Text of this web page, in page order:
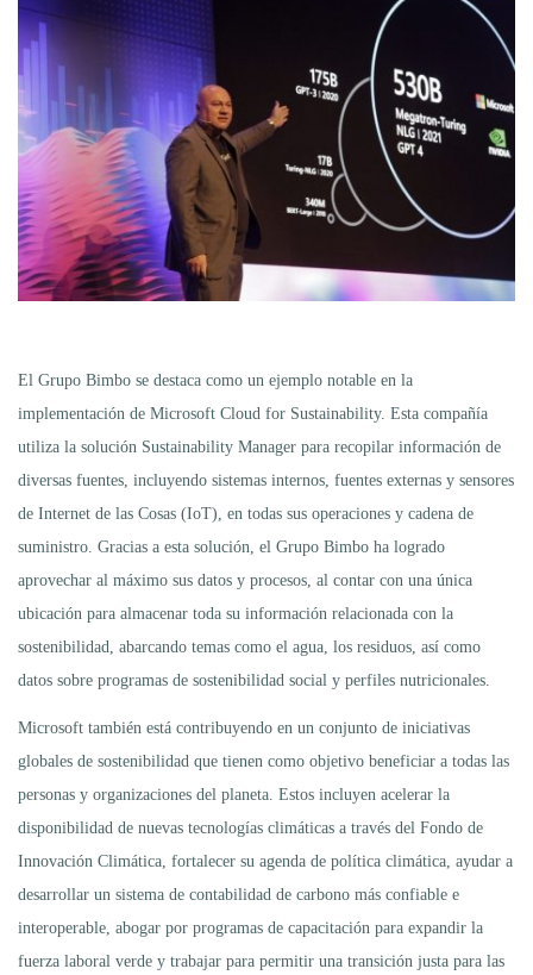
El Grupo Bimbo se destaca como un ejemplo notable en la
implementación de Microsoft Cloud for Sustainability. Esta compañía
utiliza la solución Sustainability Manager para recopilar información de
diversas fuentes, incluyendo sistemas internos, fuentes externas y sensores
de Internet de las Cosas (IoT), en todas sus operaciones y cadena de
suministro. Gracias a esta solución, el Grupo Bimbo ha logrado
aprovechar al máximo sus datos y procesos, al contar con una única
ubicación para almacenar toda su información relacionada con la
sostenibilidad, abarcando temas como el agua, los residuos, así como
datos sobre programas de sostenibilidad social y perfiles nutricionales.
Microsoft también está contribuyendo en un conjunto de iniciativas
globales de sostenibilidad que tienen como objetivo beneficiar a todas las
personas y organizaciones del planeta. Estos incluyen acelerar la
disponibilidad de nuevas tecnologías climáticas a través del Fondo de
Innovación Climática, fortalecer su agenda de política climática, ayudar a
desarrollar un sistema de contabilidad de carbono más confiable e
interoperable, abogar por programas de capacitación para expandir la
fuerza laboral verde y trabajar para permitir una transición justa para las